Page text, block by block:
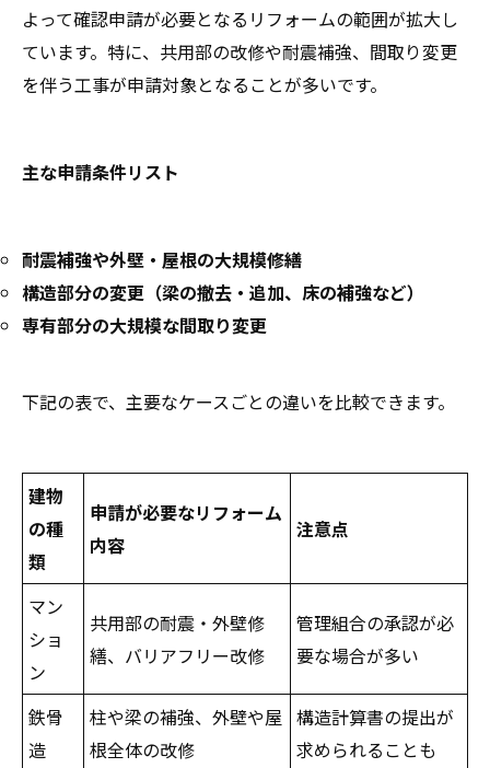
よって確認申請が必要となるリフォームの範囲が拡大し
ています。特に、共用部の改修や耐震補強、間取り変更
を伴う工事が申請対象となることが多いです。
主な申請条件リスト
耐震補強や外壁・屋根の大規模修繕
構造部分の変更（梁の撤去・追加、床の補強など）
専有部分の大規模な間取り変更
下記の表で、主要なケースごとの違いを比較できます。
建物
の種
類
申請が必要なリフォーム
内容
注意点
マン
ショ
ン
共用部の耐震・外壁修
繕、バリアフリー改修
管理組合の承認が必
要な場合が多い
鉄骨
造
柱や梁の補強、外壁や屋
根全体の改修
構造計算書の提出が
求められることも